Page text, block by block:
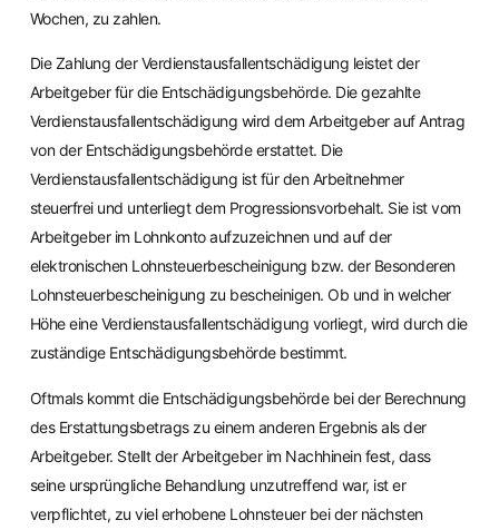
Wochen, zu zahlen.
Die Zahlung der Verdienstausfallentschädigung leistet der
Arbeitgeber für die Entschädigungsbehörde. Die gezahlte
Verdienstausfallentschädigung wird dem Arbeitgeber auf Antrag
von der Entschädigungsbehörde erstattet. Die
Verdienstausfallentschädigung ist für den Arbeitnehmer
steuerfrei und unterliegt dem Progressionsvorbehalt. Sie ist vom
Arbeitgeber im Lohnkonto aufzuzeichnen und auf der
elektronischen Lohnsteuerbescheinigung bzw. der Besonderen
Lohnsteuerbescheinigung zu bescheinigen. Ob und in welcher
Höhe eine Verdienstausfallentschädigung vorliegt, wird durch die
zuständige Entschädigungsbehörde bestimmt.
Oftmals kommt die Entschädigungsbehörde bei der Berechnung
des Erstattungsbetrags zu einem anderen Ergebnis als der
Arbeitgeber. Stellt der Arbeitgeber im Nachhinein fest, dass
seine ursprüngliche Behandlung unzutreffend war, ist er
verpflichtet, zu viel erhobene Lohnsteuer bei der nächsten